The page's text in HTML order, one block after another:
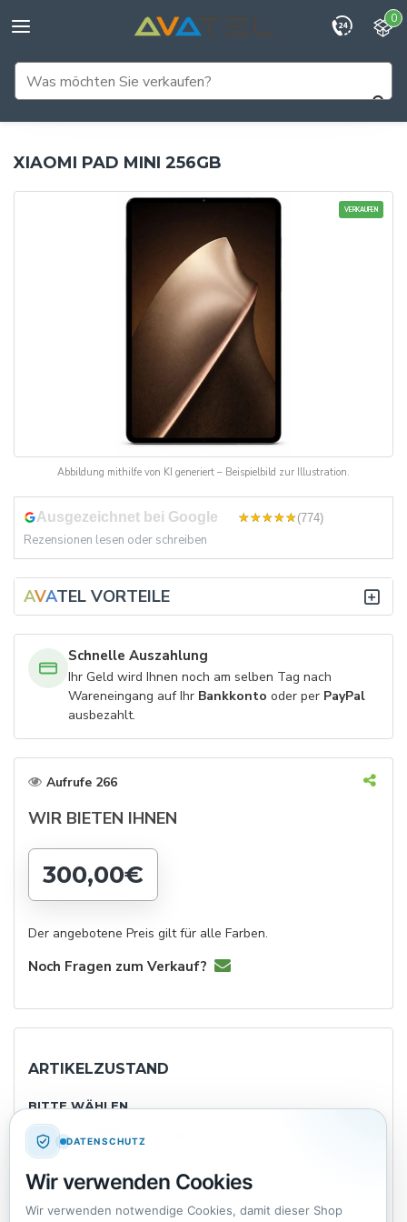
0
XIAOMI PAD MINI 256GB
VERKAUFEN
Abbildung mithilfe von KI generiert – Beispielbild zur Illustration.
Ausgezeichnet bei Google (774)
Rezensionen lesen oder schreiben
Schnelle Auszahlung
Ihr Geld wird Ihnen noch am selben Tag nach
Wareneingang auf Ihr Bankkonto oder per PayPal
ausbezahlt.
AVATEL VORTEILE
WIR BIETEN IHNEN
300,00€
Aufrufe 266
ARTIKELZUSTAND
BITTE WÄHLEN
NEU WIE NEU
IN ORDNUNG
Der angebotene Preis gilt für alle Farben.
Noch Fragen zum Verkauf?
DATENSCHUTZ
Wir verwenden Cookies
Wir verwenden notwendige Cookies, damit dieser Shop